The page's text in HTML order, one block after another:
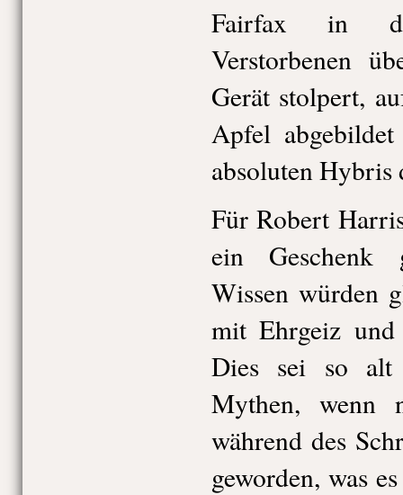
Fairfax in
Verstorbenen
Gerät stolpert,
Apfel
absoluten Hybris
Für Robert
ein Geschenk
Wissen würden
mit Ehrgeiz und
Dies sei so alt
Mythen, wenn
während des
geworden, was